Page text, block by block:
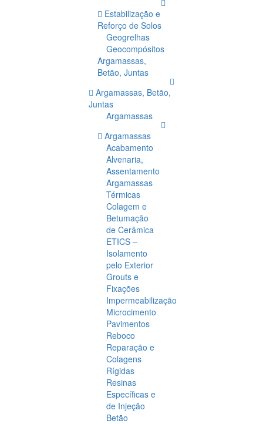
Estabilização e
Reforço de Solos
Geogrelhas
Geocompósitos
Argamassas,
Betão, Juntas
Argamassas, Betão,
Juntas
Argamassas
Argamassas
Acabamento
Alvenaria,
Assentamento
Argamassas
Térmicas
Colagem e
Betumação
de Cerâmica
ETICS –
Isolamento
pelo Exterior
Grouts e
Fixações
Impermeabilização
Microcimento
Pavimentos
Reboco
Reparação e
Colagens
Rígidas
Resinas
Específicas e
de Injeção
Betão